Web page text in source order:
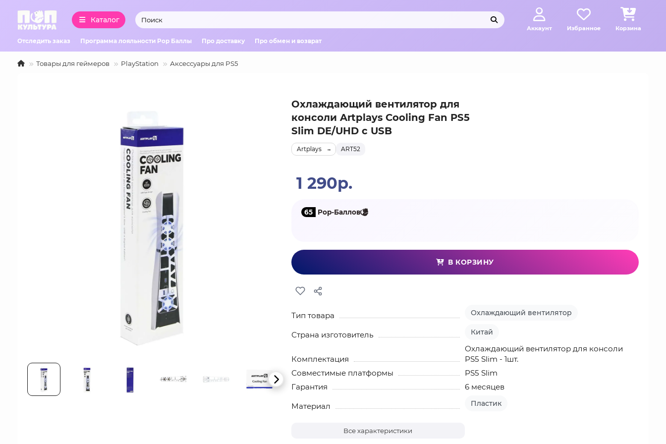
Каталог
Аккаунт Избранное Корзина
Отследить заказ Программа лояльности Pop Баллы Про доставку Про обмен и возврат
Товары для геймеров PlayStation Аксессуары для PS5
Охлаждающий вентилятор для
консоли Artplays Cooling Fan PS5
Slim DE/UHD с USB
ART52
Artplays
1 290р.
65 Pop-Баллов
В КОРЗИНУ
Тип товара Охлаждающий вентилятор
Страна изготовитель Китай
Комплектация
Охлаждающий вентилятор для консоли
PS5 Slim - 1шт.
Совместимые платформы
PS5 Slim
Гарантия
6 месяцев
Материал Пластик
Все характеристики